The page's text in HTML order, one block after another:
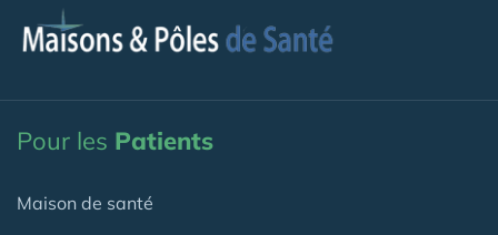
Pour les Patients
Maison de santé